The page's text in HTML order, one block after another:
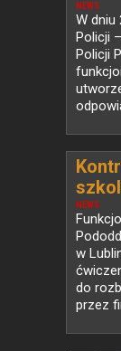
NEWS
W dniu
Policji
Policji
NEWS
w
do
przez